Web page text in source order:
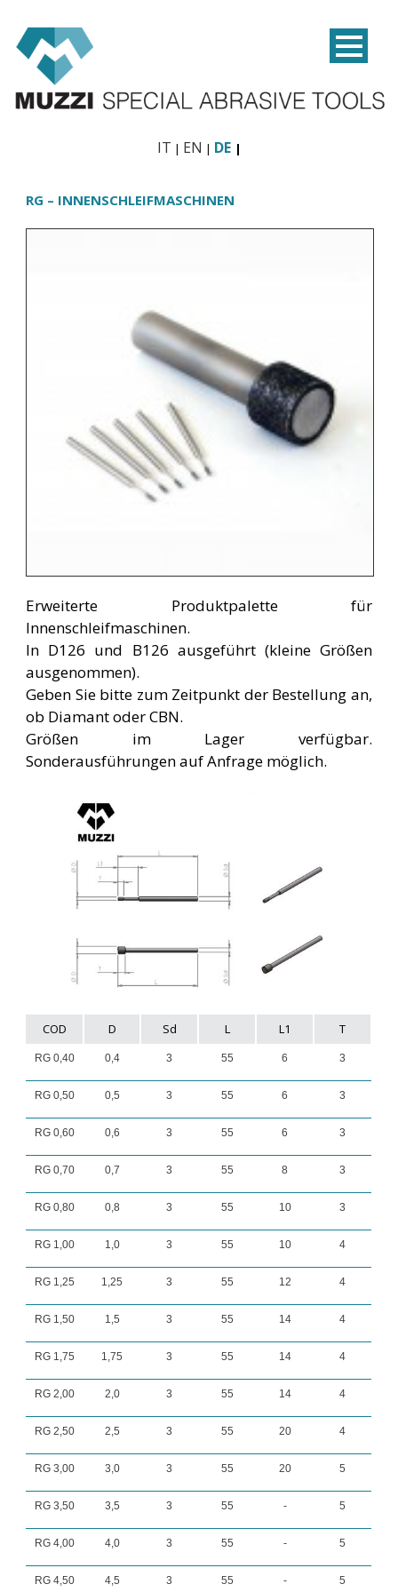
IT EN DE
RG – INNENSCHLEIFMASCHINEN
Erweiterte Produktpalette für
Innenschleifmaschinen.
In D126 und B126 ausgeführt (kleine Größen
ausgenommen).
Geben Sie bitte zum Zeitpunkt der Bestellung an,
ob Diamant oder CBN.
Größen im Lager verfügbar.
Sonderausführungen auf Anfrage möglich.
COD D Sd L L1 T
RG 0,40 0,4 3 55 6 3
RG 0,50 0,5 3 55 6 3
RG 0,60 0,6 3 55 6 3
RG 0,70 0,7 3 55 8 3
RG 0,80 0,8 3 55 10 3
RG 1,00 1,0 3 55 10 4
RG 1,25 1,25 3 55 12 4
RG 1,50 1,5 3 55 14 4
RG 1,75 1,75 3 55 14 4
RG 2,00 2,0 3 55 14 4
RG 2,50 2,5 3 55 20 4
RG 3,00 3,0 3 55 20 5
RG 3,50 3,5 3 55 - 5
RG 4,00 4,0 3 55 - 5
RG 4,50 4,5 3 55 - 5